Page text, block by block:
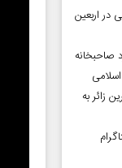
در اربعین
صاحبخانه
زائر به